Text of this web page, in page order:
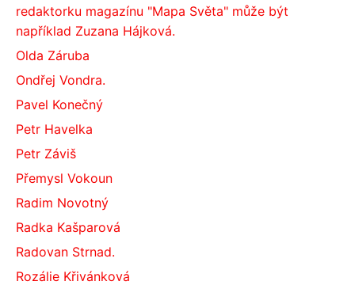
redaktorku magazínu "Mapa Světa" může být
například Zuzana Hájková.
Olda Záruba
Ondřej Vondra.
Pavel Konečný
Petr Havelka
Petr Záviš
Přemysl Vokoun
Radim Novotný
Radka Kašparová
Radovan Strnad.
Rozálie Křivánková